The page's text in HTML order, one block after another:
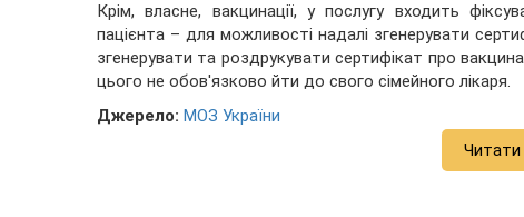
Крім, власне, вакцинації, у послугу входить
пацієнта – для можливості надалі згенерувати
згенерувати та роздрукувати сертифікат про
цього не обов'язково йти до свого сімейного лікаря.
Джерело: МОЗ України
Читати